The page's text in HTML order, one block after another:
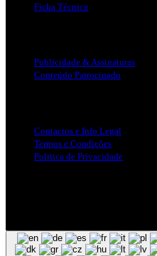
Ficha Técnica
Publicidade & Assinaturas
Conteúdo Patrocinado
Contactos e Info Legal
Termos e Condições
Politica de Privacidade